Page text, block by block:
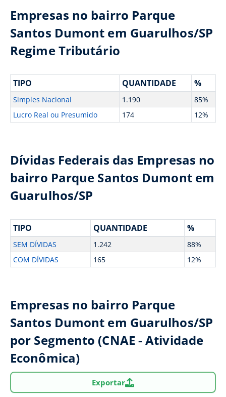
Empresas no bairro Parque
Santos Dumont em Guarulhos/SP
Regime Tributário
TIPO QUANTIDADE %
Simples Nacional 1.190
85%
Lucro Real ou Presumido
174 12%
Dívidas Federais das Empresas no
bairro Parque Santos Dumont em
Guarulhos/SP
TIPO QUANTIDADE %
SEM DÍVIDAS 1.242
88%
COM DÍVIDAS
165 12%
Empresas no bairro Parque
Santos Dumont em Guarulhos/SP
por Segmento (CNAE - Atividade
Econômica)
Exportar